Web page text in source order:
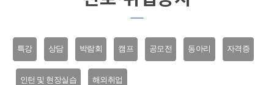
특강 상담 박람회 캠프 공모전 동아리 자격증
인턴 및 현장실습 해외취업